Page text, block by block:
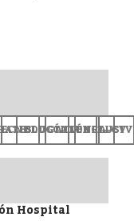
EDUCACIÓN
CULTURA+CV
Hospital